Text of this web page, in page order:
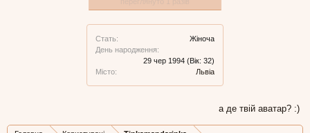
Стать:
Жіноча
День народження:
29 чер 1994 (Вік: 32)
Місто:
Львіа
а де твій аватар? :)